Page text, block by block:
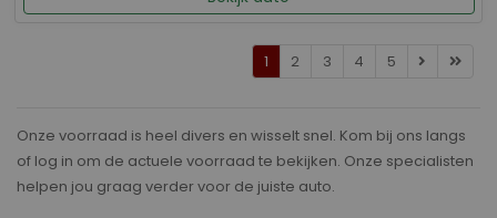
1 2 3 4 5
Onze voorraad is heel divers en wisselt snel. Kom bij ons langs
of log in om de actuele voorraad te bekijken. Onze specialisten
helpen jou graag verder voor de juiste auto.